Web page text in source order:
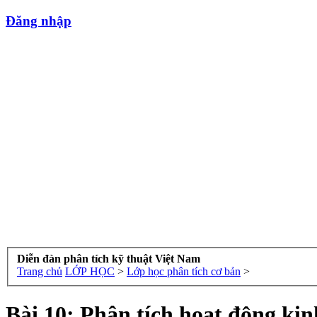
Đăng nhập
Diễn đàn phân tích kỹ thuật Việt Nam
Trang chủ LỚP HỌC > Lớp học phân tích cơ bản >